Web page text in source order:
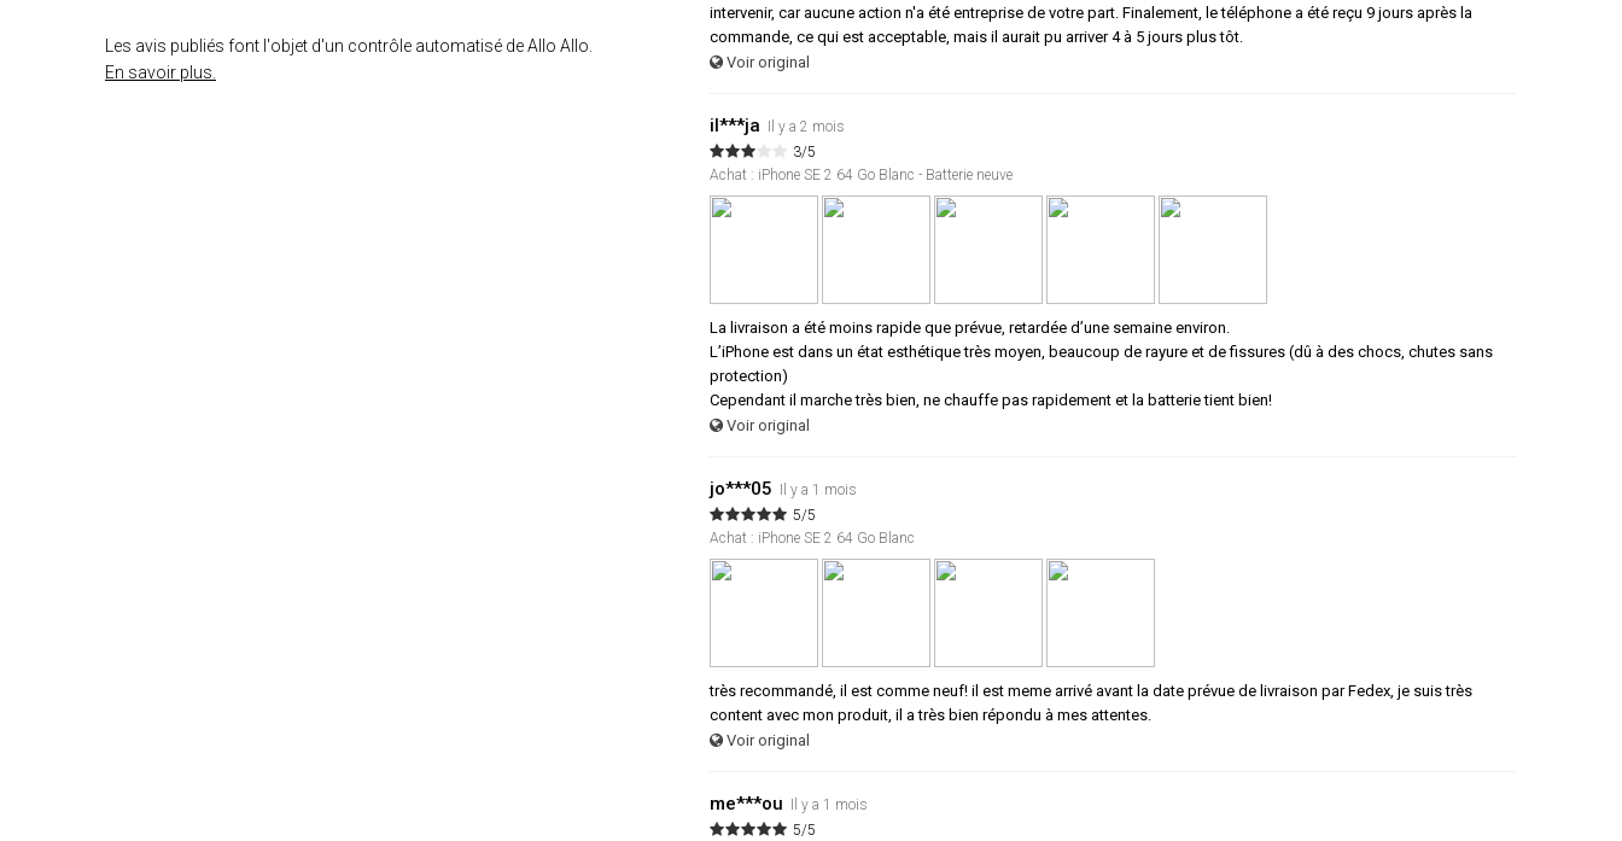
Les avis publiés font l'objet d'un contrôle automatisé de Allo Allo.
En savoir plus.
intervenir, car aucune action n'a été entreprise de votre part. Finalement, le téléphone a été reçu 9 jours après la
commande, ce qui est acceptable, mais il aurait pu arriver 4 à 5 jours plus tôt.
Voir original
il***ja
Il y a 2 mois
3/5
Achat : iPhone SE 2 64 Go Blanc - Batterie neuve
La livraison a été moins rapide que prévue, retardée d’une semaine environ.
L’iPhone est dans un état esthétique très moyen, beaucoup de rayure et de fissures (dû à des chocs, chutes sans
protection)
Cependant il marche très bien, ne chauffe pas rapidement et la batterie tient bien!
Voir original
jo***05
Il y a 1 mois
5/5
Achat : iPhone SE 2 64 Go Blanc
très recommandé, il est comme neuf! il est meme arrivé avant la date prévue de livraison par Fedex, je suis très
content avec mon produit, il a très bien répondu à mes attentes.
Voir original
me***ou
Il y a 1 mois
5/5